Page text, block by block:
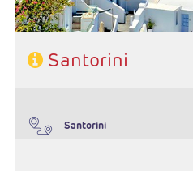
Santorini
Santorini